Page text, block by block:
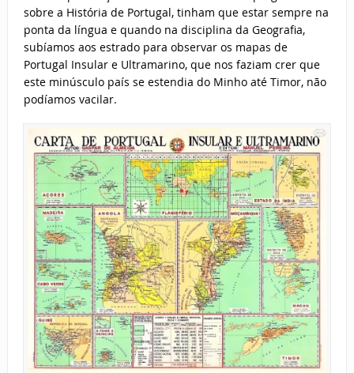
sobre a História de Portugal, tinham que estar sempre na
ponta da língua e quando na disciplina da Geografia,
subíamos aos estrado para observar os mapas de
Portugal Insular e Ultramarino, que nos faziam crer que
este minúsculo país se estendia do Minho até Timor, não
podíamos vacilar.